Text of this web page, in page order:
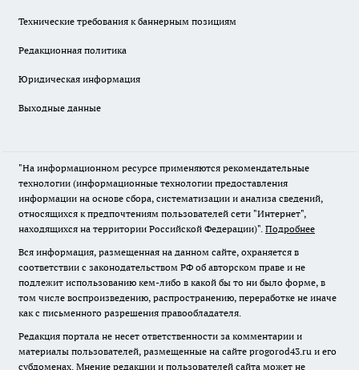
Технические требования к баннерным позициям
Редакционная политика
Юридическая информация
Выходные данные
"На информационном ресурсе применяются рекомендательные
технологии (информационные технологии предоставления
информации на основе сбора, систематизации и анализа сведений,
относящихся к предпочтениям пользователей сети "Интернет",
находящихся на территории Российской Федерации)". Подробнее
Вся информация, размещенная на данном сайте, охраняется в
соответствии с законодательством РФ об авторском праве и не
подлежит использованию кем-либо в какой бы то ни было форме, в
том числе воспроизведению, распространению, переработке не иначе
как с письменного разрешения правообладателя.
Редакция портала не несет ответственности за комментарии и
материалы пользователей, размещенные на сайте progorod43.ru и его
субдоменах. Мнение редакции и пользователей сайта может не